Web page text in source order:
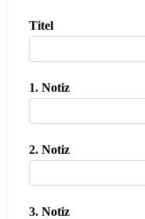
Titel
1. Notiz
2. Notiz
3. Notiz